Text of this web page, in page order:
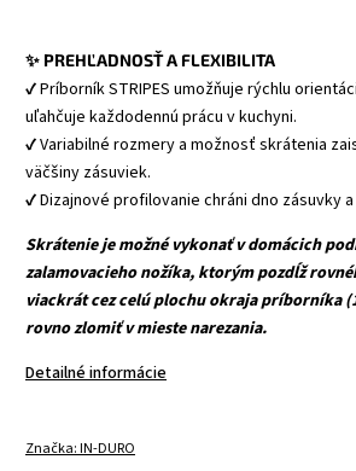
✨ PREHĽADNOSŤ A FLEXIBILITA
✔ Príborník STRIPES umožňuje rýchlu
uľahčuje každodennú prácu v kuchyni.
✔ Variabilné rozmery a možnosť skrátenia
väčšiny zásuviek.
✔ Dizajnové profilovanie chráni dno zásuvky
Skrátenie je možné vykonať v domácich
zalamovacieho nožíka, ktorým pozdĺž
viackrát cez celú plochu okraja príborníka
rovno zlomiť v mieste narezania.
Detailné informácie
Značka:IN-DURO